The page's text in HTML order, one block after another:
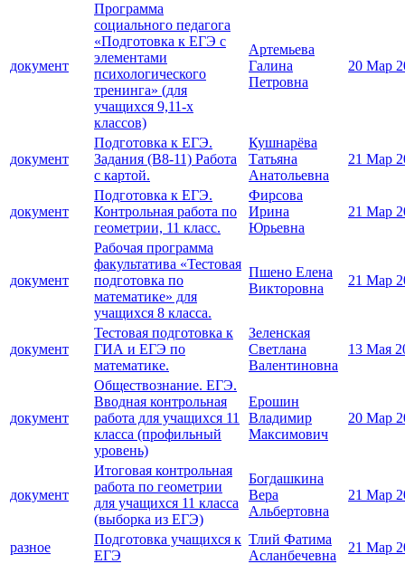
документ
Программа
социального педагога
«Подготовка к ЕГЭ с
элементами
психологического
тренинга» (для
учащихся 9,11-х
классов)
Артемьева
Галина
Петровна
20 Мар
документ
Подготовка к ЕГЭ.
Задания (В8-11) Работа
с картой.
Кушнарёва
Татьяна
Анатольевна
21 Мар
документ
Подготовка к ЕГЭ.
Контрольная работа по
геометрии, 11 класс.
Фирсова
Ирина
Юрьевна
21 Мар
документ
Рабочая программа
факультатива «Тестовая
подготовка по
математике» для
учащихся 8 класса.
Пшено Елена
Викторовна
21 Мар
документ
Тестовая подготовка к
ГИА и ЕГЭ по
математике.
Зеленская
Светлана
Валентиновна
13 Мая
документ
Обществознание. ЕГЭ.
Вводная контрольная
работа для учащихся 11
класса (профильный
уровень)
Ерошин
Владимир
Максимович
20 Мар
документ
Итоговая контрольная
работа по геометрии
для учащихся 11 класса
(выборка из ЕГЭ)
Богдашкина
Вера
Альбертовна
21 Мар
разное
Подготовка учащихся к
ЕГЭ
Тлий Фатима
Асланбечевна
21 Мар